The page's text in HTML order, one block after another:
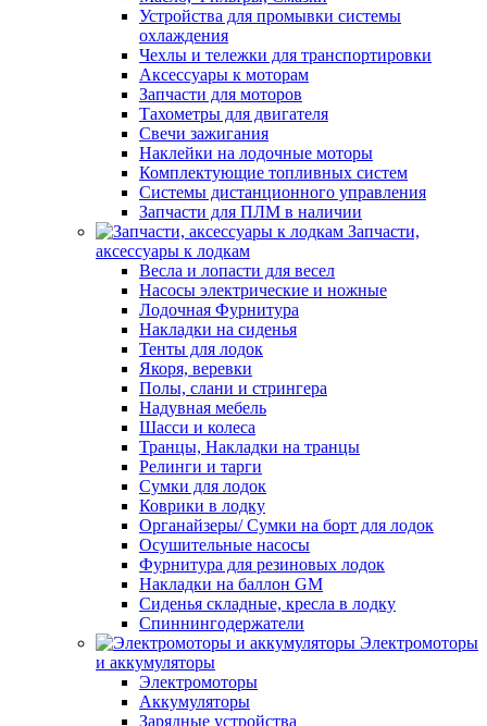
Устройства для промывки системы
охлаждения
Чехлы и тележки для транспортировки
Аксессуары к моторам
Запчасти для моторов
Тахометры для двигателя
Свечи зажигания
Наклейки на лодочные моторы
Комплектующие топливных систем
Системы дистанционного управления
Запчасти для ПЛМ в наличии
Запчасти,
аксессуары к лодкам
Весла и лопасти для весел
Насосы электрические и ножные
Лодочная Фурнитура
Накладки на сиденья
Тенты для лодок
Якоря, веревки
Полы, слани и стрингера
Надувная мебель
Шасси и колеса
Транцы, Накладки на транцы
Релинги и тарги
Сумки для лодок
Коврики в лодку
Органайзеры/ Сумки на борт для лодок
Осушительные насосы
Фурнитура для резиновых лодок
Накладки на баллон GM
Сиденья складные, кресла в лодку
Спиннингодержатели
Электромоторы
и аккумуляторы
Электромоторы
Аккумуляторы
Зарядные устройства